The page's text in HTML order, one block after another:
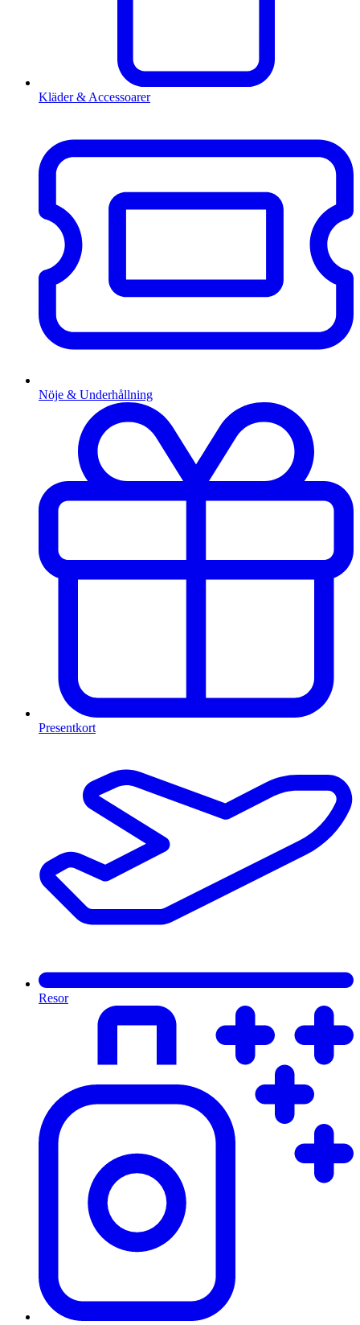
Kläder & Accessoarer
Nöje & Underhållning
Presentkort
Resor